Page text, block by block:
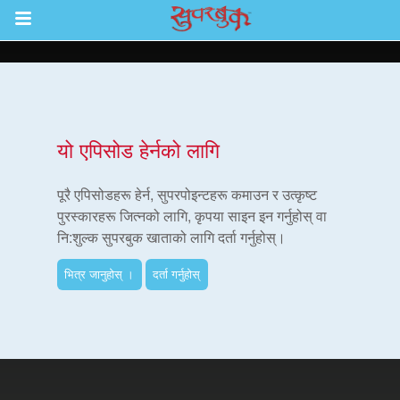
Return to Content
सुपरबुक बाइबल एप
यो एपिसोड हेर्नको लागि
पूरै एपिसोडहरू हेर्न, सुपरपोइन्टहरू कमाउन र उत्कृष्ट
पुरस्कारहरू जित्नको लागि, कृपया साइन इन गर्नुहोस् वा
नि:शुल्क सुपरबुक खाताको लागि दर्ता गर्नुहोस्।
भित्र जानुहोस् । दर्ता गर्नुहोस्